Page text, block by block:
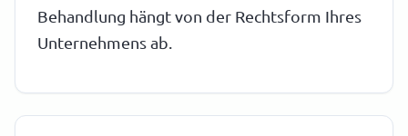
Behandlung hängt von der Rechtsform Ihres
Unternehmens ab.